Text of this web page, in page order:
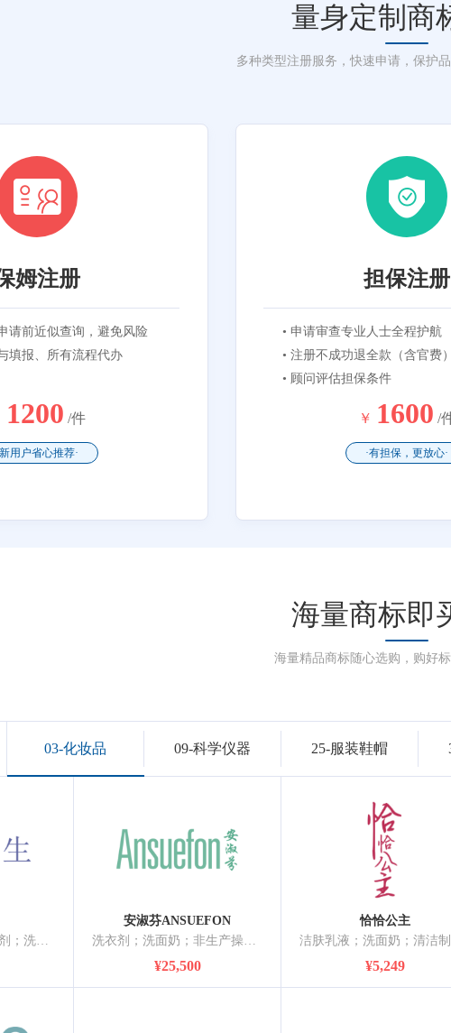
量身定制商
多种类型注册服务，快速申请，保护
姆注册
请前近似查询，避免风险
填报、所有流程代办
1200 /件
新用户省心推荐·
担保注册
• 申请审查专业人士全程护航
• 注册不成功退全款（含官费）
• 顾问评估担保条件
￥ 1600 /
·有担保，更放心·
海量商标即
海量精品商标随心选购，购好
03-化妆品 09-科学仪器 25-服装鞋帽
肥皂；洗手膏；干洗剂；洗碗机用洗涤剂；洗洁精；抛光制剂；砂布；工业用香料；琥珀香水；空气芳香剂
安淑芬ANSUEFON
洗衣剂；洗面奶；非生产操作用、非医用的去污剂；抛光制剂；研磨材料；化妆品；牙膏；香；宠物用香波；空气芳香剂
¥25,500
恰恰公主
¥5,249